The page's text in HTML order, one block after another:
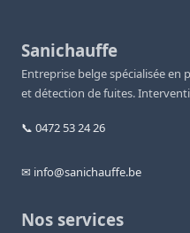
Sanichauffe
Entreprise belge spécialisée
et détection de fuites.
📞 0472 53 24 26
✉ info@sanichauffe.be
Nos services